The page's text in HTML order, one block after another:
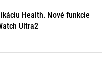
Health. Nové funkcie
Ultra2